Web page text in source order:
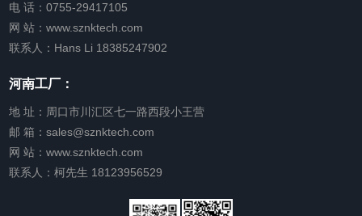
电 话：0755-29417105
网 站：www.sznktech.com
联系人：Hans Li 18385247902
河南工厂：
地 址：周口市川汇区七一路西段小王营
邮 箱：sales@sznktech.com
网 站：www.sznktech.com
联系人：柯先生 18123956529